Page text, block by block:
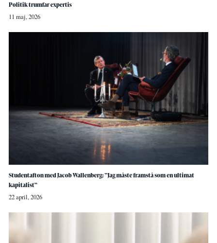
Politik trumfar expertis
11 maj, 2026
Studentafton med Jacob Wallenberg: ”Jag måste framstå som en ultimat
kapitalist”
22 april, 2026